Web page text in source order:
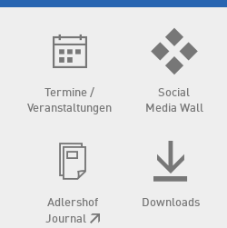
Termine /
Veranstaltungen
Social
Media Wall
Adlershof
Journal
Downloads